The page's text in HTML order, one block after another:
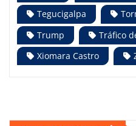
Tegucigalpa
Trump
Tráfico
Xiomara Castro